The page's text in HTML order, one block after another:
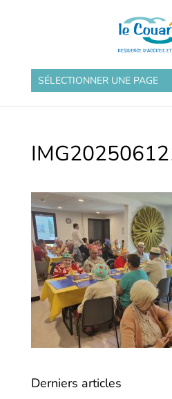
SÉLECTIONNER UNE PAGE
Derniers articles